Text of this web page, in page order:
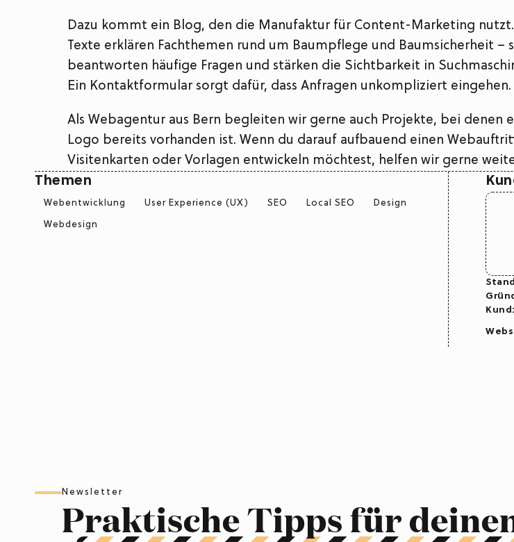
Dazu kommt ein Blog, den die Manufaktur für Content-Marketing
Texte erklären Fachthemen rund um Baumpflege und Baumsicherheit –
beantworten häufige Fragen und stärken die Sichtbarkeit in
Ein Kontaktformular sorgt dafür, dass Anfragen unkompliziert eingehen.
Als Webagentur aus Bern begleiten wir gerne auch Projekte, bei denen
Logo bereits vorhanden ist. Wenn du darauf aufbauend einen
Visitenkarten oder Vorlagen entwickeln möchtest, helfen wir gerne
Themen
Webentwicklung User Experience (UX) SEO Local SEO Design
Webdesign
Newsletter
Praktische Tipps für